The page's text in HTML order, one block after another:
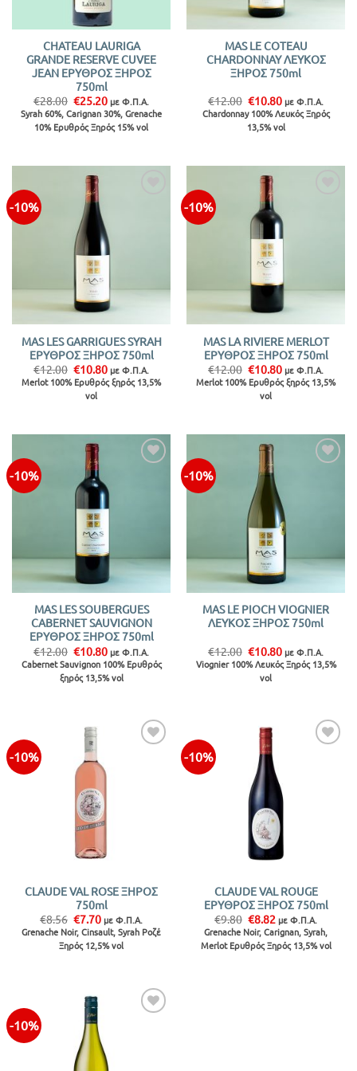
CHATEAU LAURIGA
GRANDE RESERVE CUVEE
JEAN ΕΡΥΘΡΟΣ ΞΗΡΟΣ
750ml
€28.00 Original
price
was:
€28.00.
€25.20Η
τρέχουσα
τιμή
είναι:
με Φ.Π.Α.
Syrah 60%, Carignan 30%, Grenache
10% Ερυθρός Ξηρός 15% vol
MAS LE COTEAU
CHARDONNAY ΛΕΥΚΟΣ
ΞΗΡΟΣ 750ml
€12.00 Original
price
was:
€12.00.
€10.80Η
τρέχουσα
τιμή
είναι:
με Φ.Π.Α.
Chardonnay 100% Λευκός Ξηρός
13,5% vol
-10%
MAS LES GARRIGUES SYRAH
ΕΡΥΘΡΟΣ ΞΗΡΟΣ 750ml
€12.00 Original
price
was:
€12.00.
€10.80Η
τρέχουσα
τιμή
με Φ.Π.Α.
Merlot 100% Ερυθρός ξηρός 13,5%
vol
-10%
MAS LA RIVIERE MERLOT
ΕΡΥΘΡΟΣ ΞΗΡΟΣ 750ml
€12.00 Original
price
was:
€12.00.
€10.80Η
τρέχουσα
τιμή
με Φ.Π.Α.
Merlot 100% Ερυθρός ξηρός 13,5%
vol
-10%
MAS LES SOUBERGUES
CABERNET SAUVIGNON
ΕΡΥΘΡΟΣ ΞΗΡΟΣ 750ml
€12.00 Original
price
was:
€12.00.
€10.80Η
τρέχουσα
τιμή
είναι:
με Φ.Π.Α.
Cabernet Sauvignon 100% Ερυθρός
ξηρός 13,5% vol
-10%
MAS LE PIOCH VIOGNIER
ΛΕΥΚΟΣ ΞΗΡΟΣ 750ml
€12.00 Original
price
was:
€12.00.
€10.80Η
τρέχουσα
τιμή
με Φ.Π.Α.
Viognier 100% Λευκός Ξηρός 13,5%
vol
-10%
CLAUDE VAL ROSE ΞΗΡΟΣ
750ml
€8.56 Original
price
was:
€8.56.
€7.70Η
τρέχουσα
τιμή
είναι:
με Φ.Π.Α.
Grenache Noir, Cinsault, Syrah Ροζέ
Ξηρός 12,5% vol
-10%
CLAUDE VAL ROUGE
ΕΡΥΘΡΟΣ ΞΗΡΟΣ 750ml
€9.80 Original
price
was:
€9.80.
€8.82 Η
τρέχουσα
τιμή
είναι:
με Φ.Π.Α.
Grenache Noir, Carignan, Syrah,
Merlot Ερυθρός Ξηρός 13,5% vol
-10%